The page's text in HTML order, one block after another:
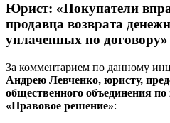
Юрист: «Покупатели
продавца возврата
уплаченных по договору»
За комментарием по данному
Андрею Левченко, юристу,
общественного объединения
«Правовое решение»: